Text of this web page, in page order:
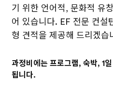
회사 소개
사업 부문
글로벌 인재 채용
기 위한 언어적, 문화적 유
어 있습니다. EF 전문 컨설
형 견적을 제공해 드리겠습
과정비에는 프로그램, 숙박, 1
됩니다.